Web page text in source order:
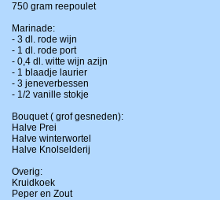
750 gram reepoulet
Marinade:
- 3 dl. rode wijn
- 1 dl. rode port
- 0,4 dl. witte wijn azijn
- 1 blaadje laurier
- 3 jeneverbessen
- 1/2 vanille stokje
Bouquet ( grof gesneden):
Halve Prei
Halve winterwortel
Halve Knolselderij
Overig:
Kruidkoek
Peper en Zout